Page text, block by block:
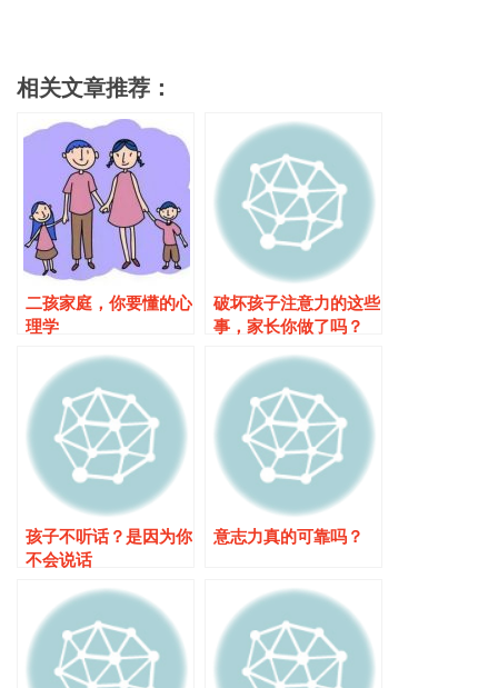
相关文章推荐：
二孩家庭，你要懂的心
理学
破坏孩子注意力的这些
事，家长你做了吗？
孩子不听话？是因为你
不会说话
意志力真的可靠吗？